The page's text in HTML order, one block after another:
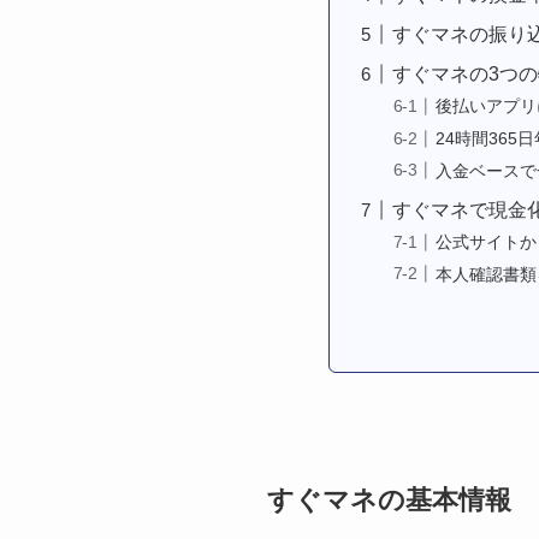
すぐマネの振り
すぐマネの3つ
後払いアプ
24時間365
入金ベース
すぐマネで現金
公式サイト
本人確認書
すぐマネの基本情報